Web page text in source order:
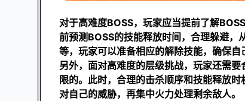
对于高难度BOSS，玩家应当提前了解
前预测BOSS的技能释放时间，合理躲避
等，玩家可以准备相应的解除技能，确保自
另外，面对高难度的层级挑战，玩家还需
限的。此时，合理的击杀顺序和技能释放
对自己的威胁，再集中火力处理剩余敌人。